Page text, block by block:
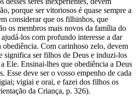
porque ser vitoriosos é quase sempre a
considerar que os filhinhos, que
os membros mais novos da família do
los com profundo interesse a dar
obediência. Com carinhoso zelo, devem
significa ser filhos de Deus e induzi-los
Ele. Ensinai-lhes que obediência a Deus
Esse deve ser o vosso empenho de cada
vigiai e orai, e fazei dos filhos os
da Criança, p. 326).